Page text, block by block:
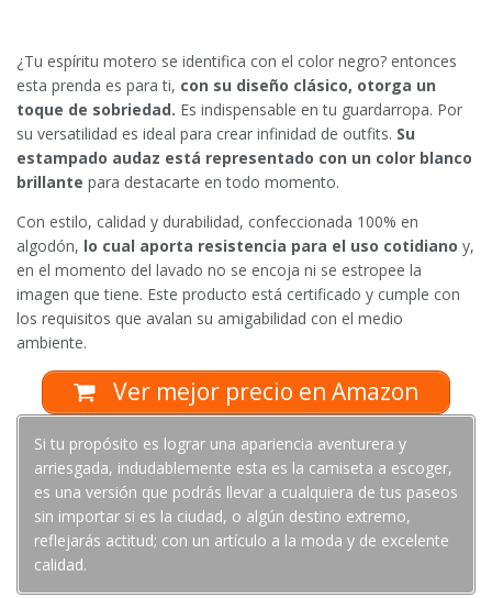
¿Tu espíritu motero se identifica con el color negro? entonces
esta prenda es para ti, con su diseño clásico, otorga un
toque de sobriedad. Es indispensable en tu guardarropa. Por
su versatilidad es ideal para crear infinidad de outfits. Su
estampado audaz está representado con un color blanco
brillante para destacarte en todo momento.
Con estilo, calidad y durabilidad, confeccionada 100% en
algodón, lo cual aporta resistencia para el uso cotidiano y,
en el momento del lavado no se encoja ni se estropee la
imagen que tiene. Este producto está certificado y cumple con
los requisitos que avalan su amigabilidad con el medio
ambiente.
Ver mejor precio en Amazon
Si tu propósito es lograr una apariencia aventurera y
arriesgada, indudablemente esta es la camiseta a escoger,
es una versión que podrás llevar a cualquiera de tus paseos
sin importar si es la ciudad, o algún destino extremo,
reflejarás actitud; con un artículo a la moda y de excelente
calidad.